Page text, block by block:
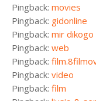
Pingback: movies
Pingback: gidonline
Pingback: mir
Pingback: web
Pingback:
Pingback: video
Pingback: film